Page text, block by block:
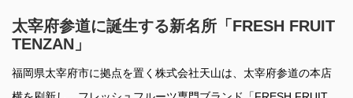
太宰府参道に誕生する新名所「FRESH FRUIT
TENZAN」
福岡県太宰府市に拠点を置く株式会社天山は、太宰府参道の本店